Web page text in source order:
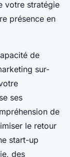
votre stratégie
présence en
de
sur-
ses
de
le retour
start-up
des